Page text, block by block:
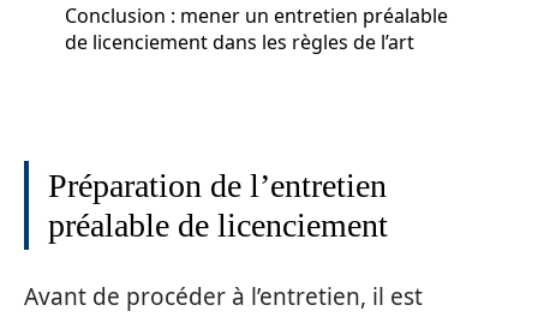
Conclusion : mener un entretien préalable
de licenciement dans les règles de l’art
Préparation de l’entretien
préalable de licenciement
Avant de procéder à l’entretien, il est